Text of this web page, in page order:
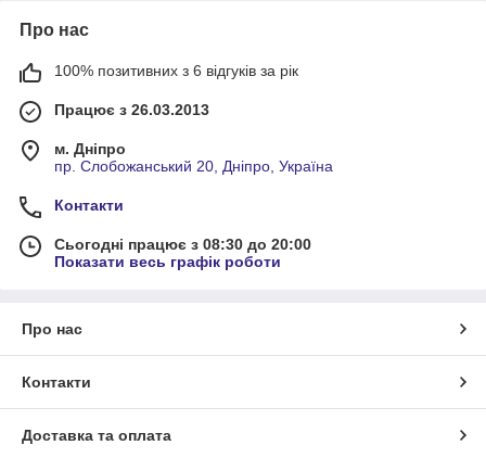
Про нас
100% позитивних з 6 відгуків за рік
Працює з 26.03.2013
м. Дніпро
пр. Слобожанський 20, Дніпро, Україна
Контакти
Сьогодні працює з 08:30 до 20:00
Показати весь графік роботи
Про нас
Контакти
Доставка та оплата